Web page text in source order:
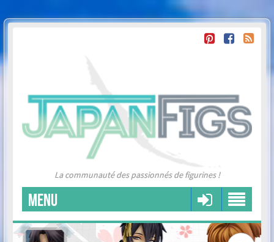
La communauté des passionnés de figurines !
MENU